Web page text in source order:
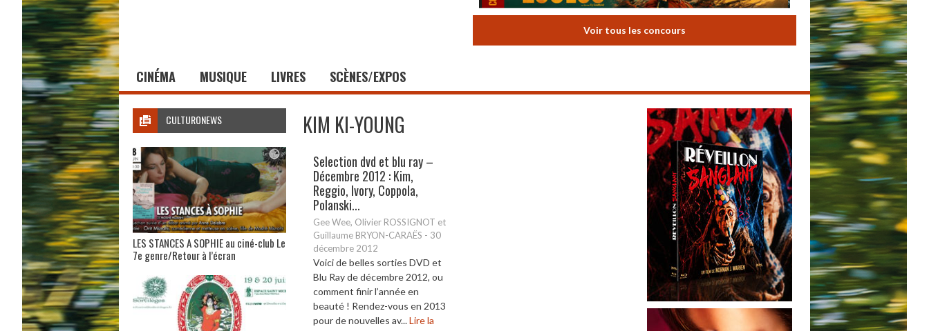
Voir tous les concours
CINÉMA MUSIQUE LIVRES SCÈNES/EXPOS
KIM KI-YOUNG
Selection dvd et blu ray –
Décembre 2012 : Kim,
Reggio, Ivory, Coppola,
Polanski...
Gee Wee, Olivier ROSSIGNOT et
Guillaume BRYON-CARAËS - 30
décembre 2012
Voici de belles sorties DVD et
Blu Ray de décembre 2012, ou
comment finir l’année en
beauté ! Rendez-vous en 2013
pour de nouvelles av...Lire la
CULTURONEWS
LES STANCES A SOPHIE au ciné-club Le
7e genre/Retour à l’écran